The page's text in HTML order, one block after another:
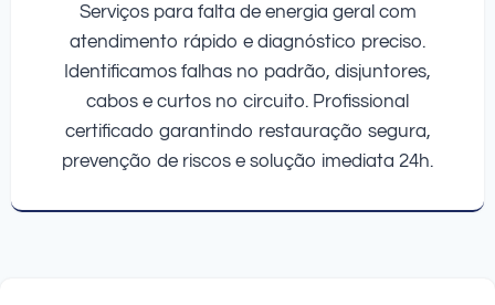
Serviços para falta de energia geral com
atendimento rápido e diagnóstico preciso.
Identificamos falhas no padrão, disjuntores,
cabos e curtos no circuito. Profissional
certificado garantindo restauração segura,
prevenção de riscos e solução imediata 24h.